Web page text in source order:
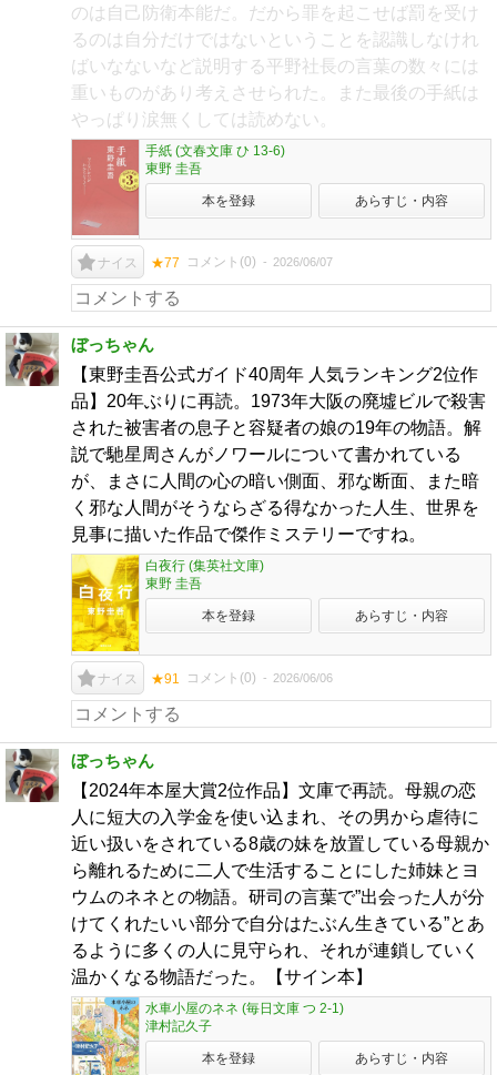
のは自己防衛本能だ。だから罪を起こせば罰を受け
るのは自分だけではないということを認識しなけれ
ばいなないなど説明する平野社長の言葉の数々には
重いものがあり考えさせられた。また最後の手紙は
やっぱり涙無くしては読めない。
手紙 (文春文庫 ひ 13-6)
東野 圭吾
本を登録 あらすじ・内容
ナイス ★77 コメント(0) 2026/06/07
ぼっちゃん
【東野圭吾公式ガイド40周年 人気ランキング2位作
品】20年ぶりに再読。1973年大阪の廃墟ビルで殺害
された被害者の息子と容疑者の娘の19年の物語。解
説で馳星周さんがノワールについて書かれている
が、まさに人間の心の暗い側面、邪な断面、また暗
く邪な人間がそうならざる得なかった人生、世界を
見事に描いた作品で傑作ミステリーですね。
白夜行 (集英社文庫)
東野 圭吾
本を登録 あらすじ・内容
ナイス ★91 コメント(0) 2026/06/06
ぼっちゃん
【2024年本屋大賞2位作品】文庫で再読。母親の恋
人に短大の入学金を使い込まれ、その男から虐待に
近い扱いをされている8歳の妹を放置している母親か
ら離れるために二人で生活することにした姉妹とヨ
ウムのネネとの物語。研司の言葉で”出会った人が分
けてくれたいい部分で自分はたぶん生きている”とあ
るように多くの人に見守られ、それが連鎖していく
温かくなる物語だった。【サイン本】
水車小屋のネネ (毎日文庫 つ 2-1)
津村記久子
本を登録 あらすじ・内容